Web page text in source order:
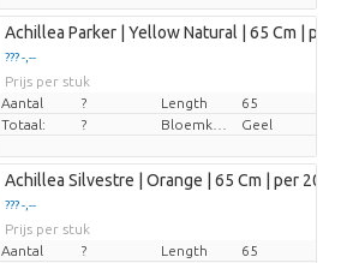
Achillea Parker | Yellow Natural | 65 Cm | per
??? -,--
Prijs per stuk
Aantal
? Length
65
Totaal:
? Geel
Achillea Silvestre | Orange | 65 Cm | per 20
??? -,--
Prijs per stuk
Aantal
? Length
65